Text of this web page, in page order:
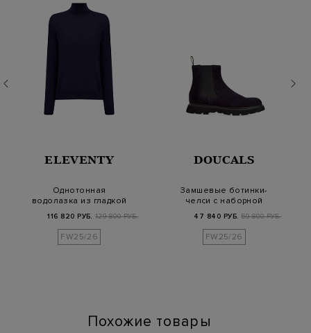
ELEVENTY
Однотонная
водолазка из гладкой
кашемировой пряжи
116 820 РУБ. 129 800 РУБ.
FW25/26
DOUCALS
Замшевые ботинки-
челси с наборной
подошвой Blake
47 840 РУБ. 59 800 РУБ.
FW25/26
Похожие товары